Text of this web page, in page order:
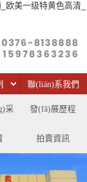
美一级特黄色高清_
聯(lián)系我們
采 發(fā)展歷程
拍賣資訊